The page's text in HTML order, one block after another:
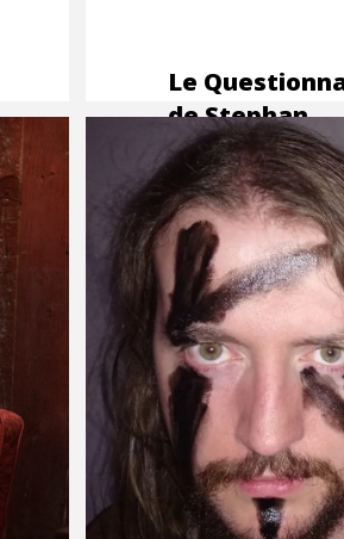
Le
de Stephan
Boschat, co-
fondateur de
MAKMA